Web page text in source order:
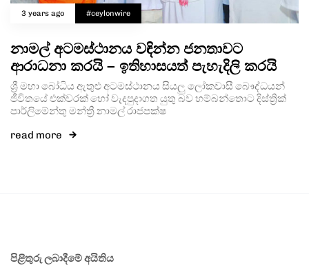
3 years ago #ceylonwire
නාමල් අටමස්ථානය වඳින්න ජනතාවට
ආරාධනා කරයි – ඉතිහාසයත් පැහැදිලි කරයි
ශ්‍රී මහා බෝධිය ඇතුළු අටමස්ථානය සියලු ලෝකවාසී බෞද්ධයන්
ජීවිතයේ එක්වරක් හෝ වැදපුදාගත යුතු බව හම්බන්තොට දිස්ත්‍රික්
පාර්ලිමේන්තු මන්ත්‍රී නාමල් රාජපක්ෂ
read more
පිළිතුරු ලබාදීමේ අයිතිය